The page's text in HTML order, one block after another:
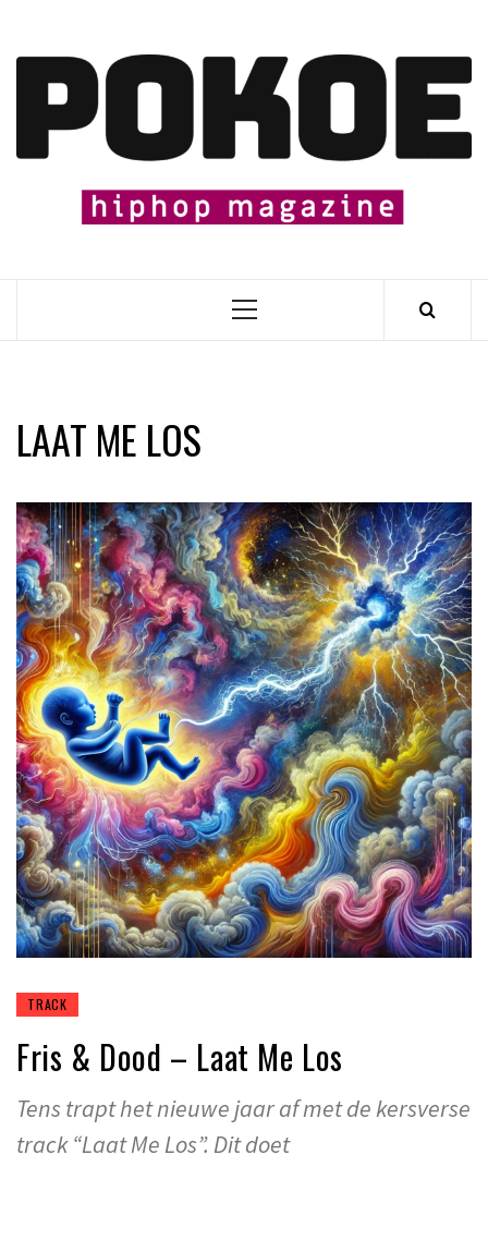
content
Primary
LAAT ME LOS
TRACK
Fris & Dood – Laat Me Los
Tens trapt het nieuwe jaar af met de kersverse
track “Laat Me Los”. Dit doet